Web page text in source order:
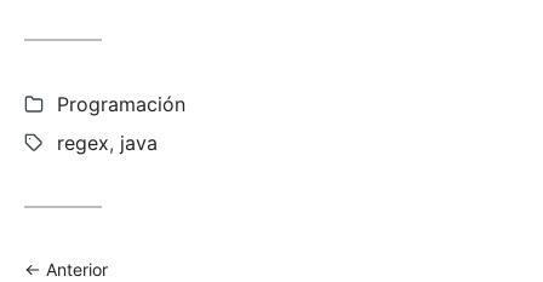
Categorías:
Programación
Etiquetas:
regex, java
Anterior